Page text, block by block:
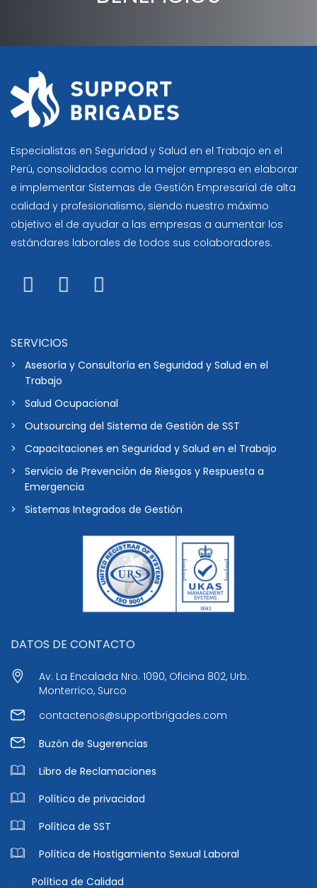
Especialistas en Seguridad y Salud en el Trabajo en el
Perú, consolidados como la mejor empresa en elaborar
e implementar Sistemas de Gestión Empresarial de alta
calidad y profesionalismo, siendo nuestro máximo
objetivo el de ayudar a las empresas a aumentar los
estándares laborales de todos sus colaboradores.
SERVICIOS
Asesoría y Consultoría en Seguridad y Salud en el
Trabajo
Salud Ocupacional
Outsourcing del Sistema de Gestión de SST
Capacitaciones en Seguridad y Salud en el Trabajo
Servicio de Prevención de Riesgos y Respuesta a
Emergencia
Sistemas Integrados de Gestión
DATOS DE CONTACTO
Av. La Encalada Nro. 1090, Oficina 802, Urb.
Monterrico, Surco
contactenos@supportbrigades.com
Buzón de Sugerencias
Libro de Reclamaciones
Política de privacidad
Política de SST
Política de Hostigamiento Sexual Laboral
Política de Calidad